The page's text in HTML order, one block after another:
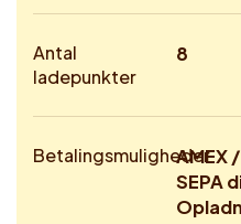
Antal
ladepunkter
8
Betalingsmuligheder
AMEX
SEPA